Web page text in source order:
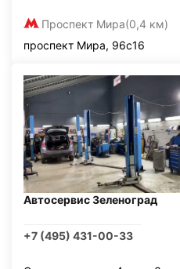
Проспект Мира(0,4 км)
проспект Мира, 96с16
Автосервис Зеленоград
+7 (495) 431-00-33